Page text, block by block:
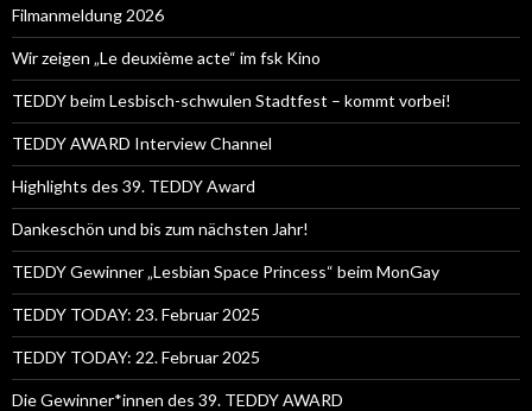
Filmanmeldung 2026
Wir zeigen „Le deuxième acte“ im fsk Kino
TEDDY beim Lesbisch-schwulen Stadtfest – kommt vorbei!
TEDDY AWARD Interview Channel
Highlights des 39. TEDDY Award
Dankeschön und bis zum nächsten Jahr!
TEDDY Gewinner „Lesbian Space Princess“ beim MonGay
TEDDY TODAY: 23. Februar 2025
TEDDY TODAY: 22. Februar 2025
Die Gewinner*innen des 39. TEDDY AWARD